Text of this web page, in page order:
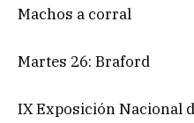
Machos a corral
Martes 26: Braford
IX Exposición Nacional